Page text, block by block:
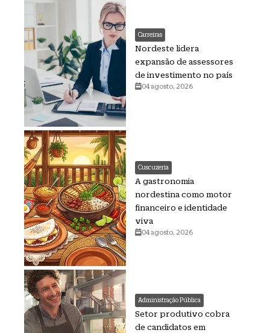
Carreiras
Nordeste lidera
expansão de assessores
de investimento no país
04 agosto, 2026
Cuscuzeria
A gastronomia
nordestina como motor
financeiro e identidade
viva
04 agosto, 2026
Administração Pública
Setor produtivo cobra
de candidatos em